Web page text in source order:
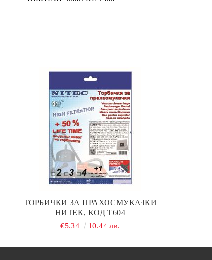
ТОРБИЧКИ ЗА ПРАХОСМУКАЧКИ
НИТЕК, КОД Т604
€5.34
10.44 лв.